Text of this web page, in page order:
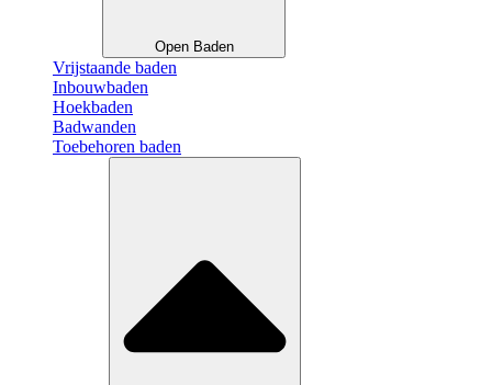
Open Baden
Vrijstaande baden
Inbouwbaden
Hoekbaden
Badwanden
Toebehoren baden